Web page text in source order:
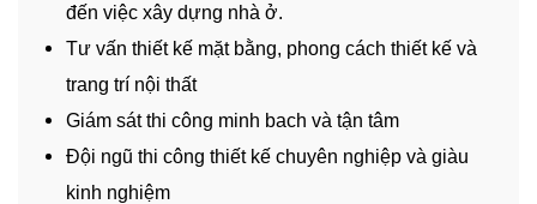
đến việc xây dựng nhà ở.
Tư vấn thiết kế mặt bằng, phong cách thiết kế và
trang trí nội thất
Giám sát thi công minh bach và tận tâm
Đội ngũ thi công thiết kế chuyên nghiệp và giàu
kinh nghiệm